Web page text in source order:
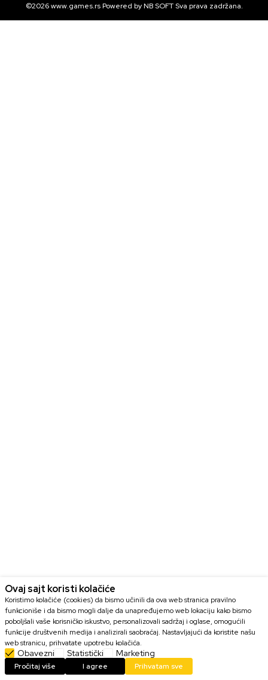
DODAJ U KORPU
©2026www.games.rs Powered byNB SOFTSva prava zadržana.
Ovaj sajt koristi kolačiće
Koristimo kolačiće (cookies) da bismo učinili da ova web stranica pravilno
funkcioniše i da bismo mogli dalje da unapređujemo web lokaciju kako bismo
poboljšali vaše korisničko iskustvo, personalizovali sadržaj i oglase, omogućili
funkcije društvenih medija i analizirali saobraćaj. Nastavljajući da koristite našu
web stranicu, prihvatate upotrebu kolačića.
Obavezni Statistički Marketing
Pročitaj više I agree Prihvatam sve